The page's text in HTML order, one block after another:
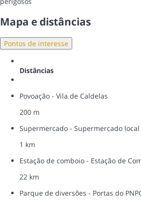
Mapa e distâncias
Pontos de interesse
Distâncias
Povoação - Vila de Caldelas
200 m
Supermercado - Supermercado local
1 km
Estação de comboio - Estação de
22 km
Parque de diversões - Portas do